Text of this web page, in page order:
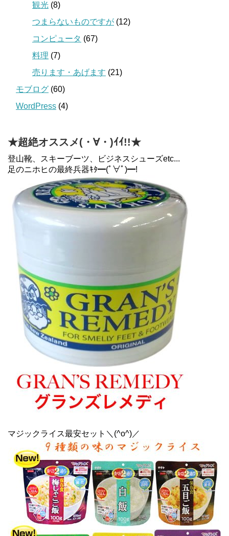
観光 (8)
つまらないものですが (12)
コンピュータ (67)
料理 (7)
売ります・あげます (21)
モブログ (60)
WordPress (4)
★超絶オススメ(・∀・)ｲｲ!!★
登山靴、スキーブーツ、ビジネスシューズetc...
足のニホヒの最終兵器ｷﾀ━(ﾟ∀ﾟ)━!
マジックライス最安セット＼(^o^)／